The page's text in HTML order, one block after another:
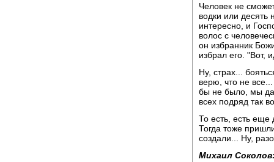
Человек не
водки или десять
интересно, и
волос с
он избранник
избрал его. "Вот,
Ну, страх...
верю, что не
бы не было, мы
всех подряд так
То есть, есть еще
Тогда тоже
создали... Ну,
Михаил